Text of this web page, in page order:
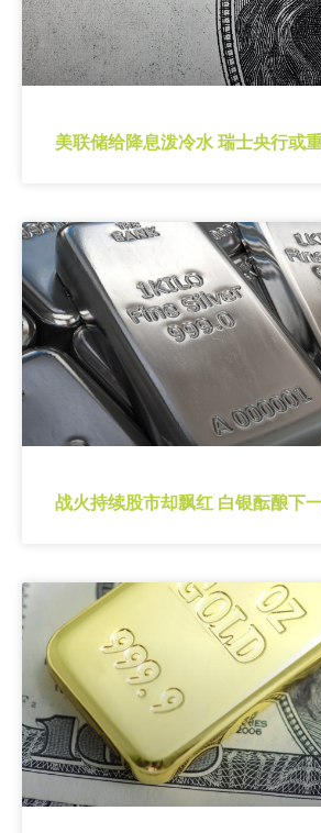
美联储给降息泼冷水 瑞士央行或
战火持续股市却飘红 白银酝酿下